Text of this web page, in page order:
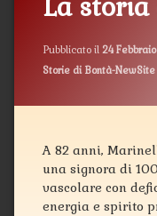
La
Pubblicato il 24
Categorie:
Storie di Bontà-NewSite
A 82 anni,
una signora di
vascolare con
energia e spirito